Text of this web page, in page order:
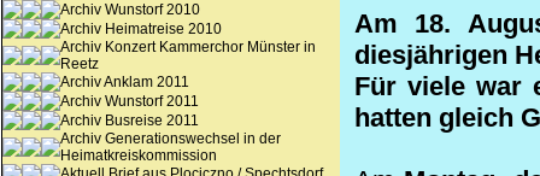
Archiv Wunstorf 2010
Archiv Heimatreise 2010
Archiv Konzert Kammerchor Münster in
Reetz
Archiv Anklam 2011
Archiv Wunstorf 2011
Archiv Busreise 2011
Archiv Generationswechsel in der
Heimatkreiskommission
Am 18.
diesjährigen
Für viele war
hatten gleich